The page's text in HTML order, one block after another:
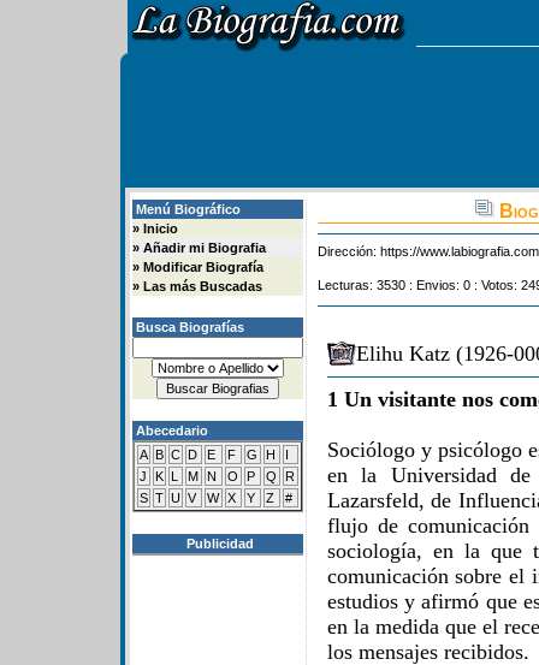
Menú Biográfico
» Inicio
» Añadir mi Biografia
» Modificar Biografía
» Las más Buscadas
Busca Biografías
Abecedario
A B C D E F G H
I
J
K L M N O P Q
R
S T U V W X Y Z #
Publicidad
Dirección: https://
Lecturas: 3530 : Envios: 0 : Votos:
Elihu Katz (1926-
1 Un visitante nos
Sociólogo y psicólogo
en la Universidad
Lazarsfeld, de
flujo de comunicación
sociología, en la que
comunicación sobre el
estudios y afirmó que
en la medida que el
los mensajes recibidos.